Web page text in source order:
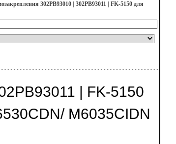
302PB93010 | 302PB93011 | FK-5150 для
| FK-5150
M6035CIDN